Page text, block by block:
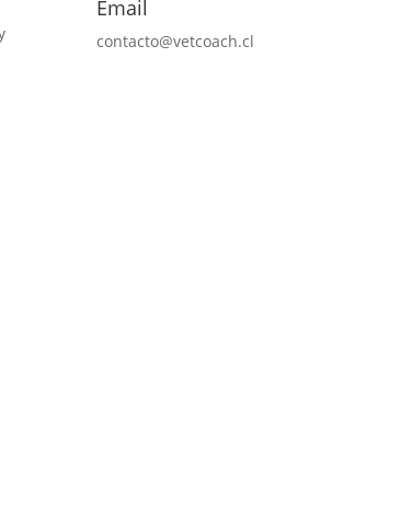
Email
contacto@vetcoach.cl